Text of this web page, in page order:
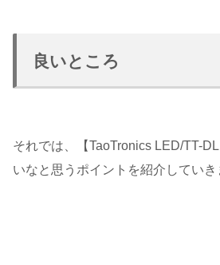
良いところ
それでは、【TaoTronics LED/TT-
いなと思うポイントを紹介していき